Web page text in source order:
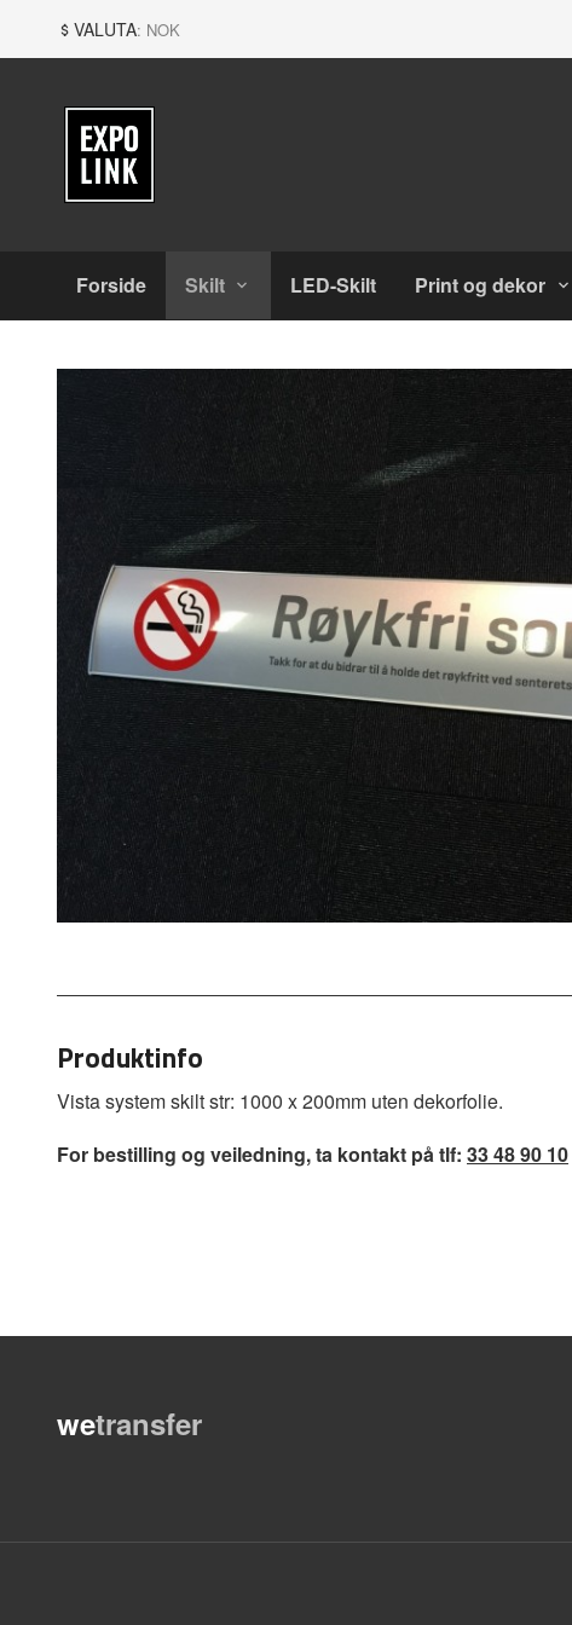
VALUTA: NOK
Produkter
Forside Skilt LED-Skilt Print og dekor
Produktinfo
Vista system skilt str: 1000 x 200mm uten dekorfolie.
For bestilling og veiledning, ta kontakt på tlf: 33 48 90 10
wetransfer